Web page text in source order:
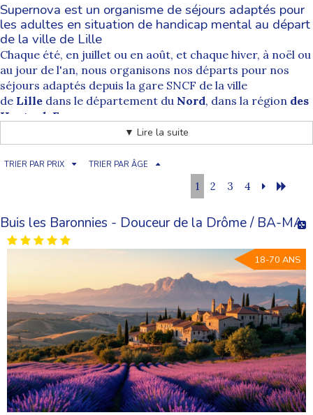
Supernova est un organisme de séjours adaptés pour
les adultes en situation de handicap mental au départ
de la ville de Lille
Chaque été, en juillet ou en août, et chaque hiver, à noël ou
au jour de l'an, nous organisons nos départs pour nos
séjours adaptés depuis la gare SNCF de la ville
de Lille dans le département du Nord, dans la région des
Hauts-deFrance
Nos départs sont systématiquement accompagnés par
des animateurs spécialement formés à cet exercice.
DepuisLille tous nos séjours de vacances pour les
personnes handicapées sont accessibles pour toutes les
commune de Lille
sont
de train aller et retour et à l'accompagnement de nos
équipes d'animateurs.
Comment se déroule les acheminements organisés
par Supernova séjour adapté au départ de Lille ?
, sa Grand' Place, ses églises, sa Citadelle, et bien
entenduSupernova Séjours Adaptés Lille, le spécialiste
des vacances adaptées des personnes en situation de
handicap psychique ou mental.
Sur toutes lesVacances Adaptées Organisées au départ
de Lille,Supernova Séjours Adaptés donne rendez-vous
la Gare de Lille Europe, à l'intérieur, Hall 3, entre l'espace
d'accueil au centre du Hall et l'accès aux voies 44 à 46.Le
transport, que nous appelons "acheminement", se déroule
▼ Lire la suite
TRIER PAR PRIX TRIER PAR ÂGE
1 2 3 4
Buis les Baronnies - Douceur de la Drôme / BA-MA
18-70 ANS